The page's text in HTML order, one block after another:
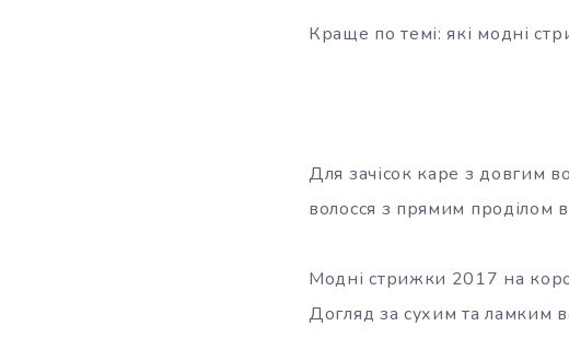
Краще по темі: які модні
Для зачісок каре з довгим
волосся з прямим проділом
Модні стрижки 2017 на
Догляд за сухим та ламким